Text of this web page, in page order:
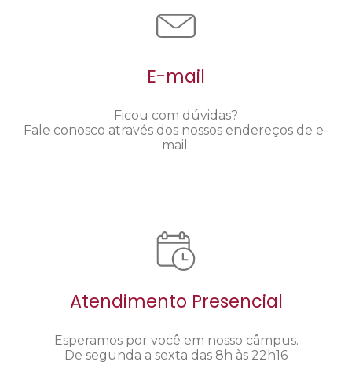
E-mail
Ficou com dúvidas?
Fale conosco através dos nossos endereços de e-
mail.
Atendimento Presencial
Esperamos por você em nosso câmpus.
De segunda a sexta das 8h às 22h16